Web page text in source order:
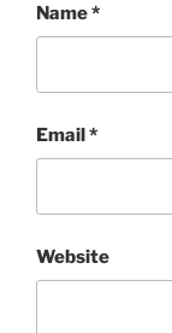
Name*
Email*
Website